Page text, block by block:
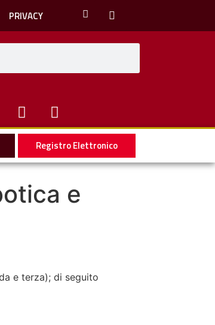
PRIVACY
Registro Elettronico
e
e terza); di seguito